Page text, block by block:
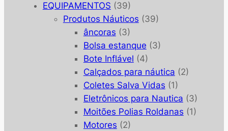
EQUIPAMENTOS (39)
Produtos Náuticos (39)
âncoras (3)
Bolsa estanque (3)
Bote Inflável (4)
Calçados para náutica (2)
Coletes Salva Vidas (1)
Eletrônicos para Nautica (3)
Moitões Polias Roldanas (1)
Motores (2)